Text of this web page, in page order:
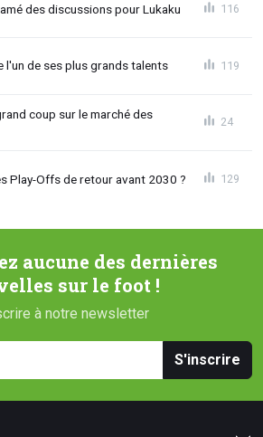
des discussions pour Lukaku 116
l'un de ses plus grands talents 119
coup sur le marché des
24
Play-Offs de retour avant 2030 ? 129
aucune des dernières
sur le foot !
à notre newsletter
S'inscrire